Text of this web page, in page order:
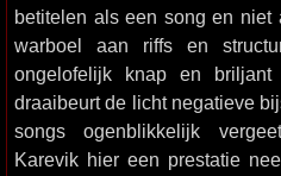
betitelen als een song en
warboel aan riffs en
ongelofelijk knap en
draaibeurt de licht negatieve
songs ogenblikkelijk
Karevik hier een prestatie